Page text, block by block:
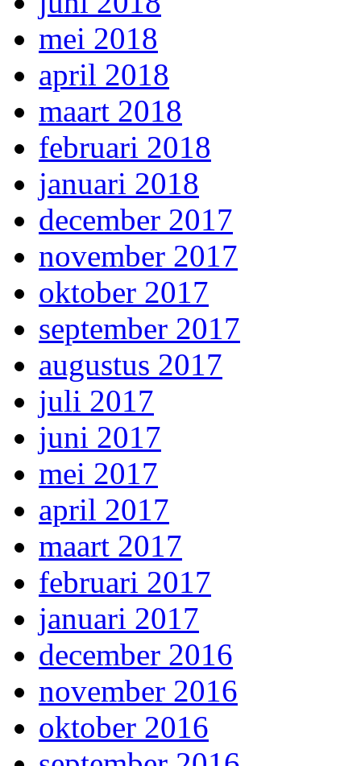
mei 2018
april 2018
maart 2018
februari 2018
januari 2018
december 2017
november 2017
oktober 2017
september 2017
augustus 2017
juli 2017
juni 2017
mei 2017
april 2017
maart 2017
februari 2017
januari 2017
december 2016
november 2016
oktober 2016